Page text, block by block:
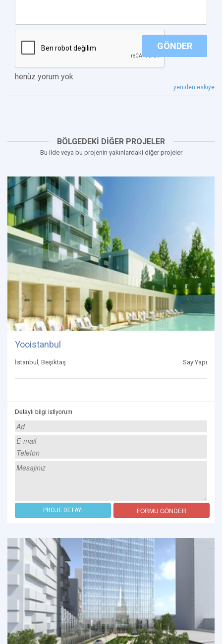
GÖNDER
henüz yorum yok
yeniden eskiye
BÖLGEDEKİ DİĞER PROJELER
Bu ilde veya bu projenin yakınlardaki diğer projeler
Yooistanbul
İstanbul, Beşiktaş Say Yapı
Detaylı bilgi istiyorum
PROJE DETAYI FORMU GÖNDER